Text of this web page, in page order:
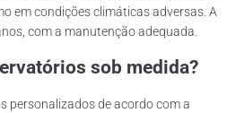
em condições climáticas adversas. A
com a manutenção adequada.
sob medida?
personalizados de acordo com a